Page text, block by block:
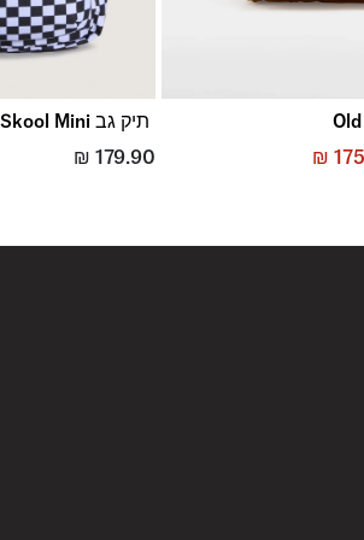
₪
תיק גב Old Skool Mini
₪ 179.90